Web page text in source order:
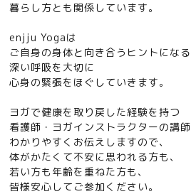
暮らし方とも関係しています。
enjju Yogaは
ご自身の身体と向き合うヒントにな
深い呼吸を大切に
心身の緊張をほぐしていきます。
ヨガで健康を取り戻した経験を持つ
看護師・ヨガインストラクターの講
わかりやすくお伝えしますので、
体がかたくて不安に思われる方も、
若い方も年齢を重ねた方も、
皆様安心してご参加ください。